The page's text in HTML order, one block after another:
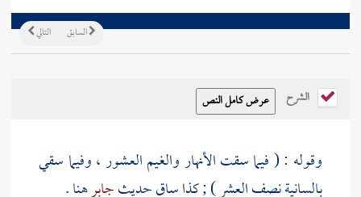
التالي السابق
الشرح
وقوله : ( فيما سقت الأنهار والغيم العشور ، وفيما سقي
بالسانية نصف العشر ) ; كذا ساق حديثجابرهنا .